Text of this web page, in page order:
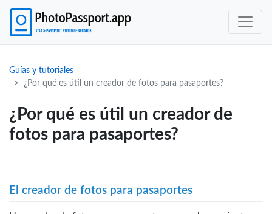
Guías y tutoriales
¿Por qué es útil un creador de fotos para pasaportes?
¿Por qué es útil un creador de
fotos para pasaportes?
El creador de fotos para pasaportes